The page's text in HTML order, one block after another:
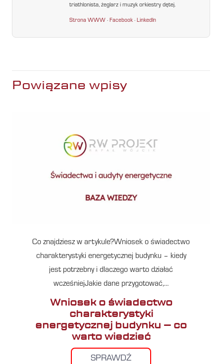
triathlonista, żeglarz i muzyk orkiestry dętej.
Strona WWW ·Facebook ·LinkedIn
Powiązane wpisy
Co znajdziesz w artykule?Wniosek o świadectwo
charakterystyki energetycznej budynku – kiedy
jest potrzebny i dlaczego warto działać
wcześniejJakie dane przygotować,…
Wniosek o świadectwo
charakterystyki
energetycznej budynku – co
warto wiedzieć
SPRAWDŹ